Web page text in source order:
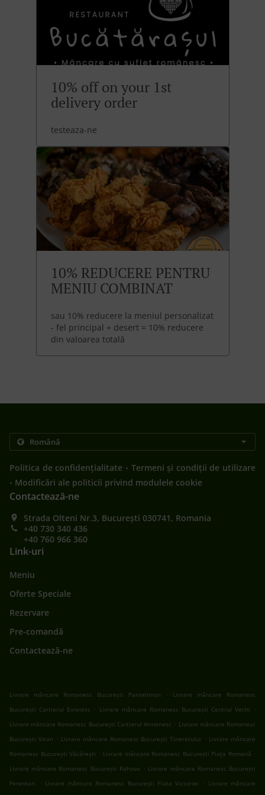
10% off on your 1st
delivery order
testeaza-ne
10% REDUCERE PENTRU
MENIU COMBINAT
sau 10% reducere la meniul personalizat
- fel principal + desert = 10% reducere
din valoarea totală
Politica de confidențialitate . Termeni și condiții de utilizare
. Modificări ale politicii privind modulele cookie
Contactează-ne
Strada Olteni Nr.3, București 030741, Romania
+40 730 340 436
+40 760 966 360
Link-uri
Meniu
Oferte Speciale
Rezervare
Pre-comandă
Contactează-ne
Livrare mâncare Romanesc București Pantelimon .
Livrare mâncare Romanesc
București Cartierul Evreiesc
. Livrare mâncare Romanesc București Centrul Vechi
.
Livrare mâncare Romanesc București Cartierul Armenesc . Livrare mâncare Romanesc
București Vitan . Livrare mâncare Romanesc București Tineretului . Livrare mâncare
Romanesc București Văcărești . Livrare mâncare Romanesc București Piața Romană .
Livrare mâncare Romanesc București Rahova . Livrare mâncare Romanesc București
Ferentari
. Livrare mâncare Romanesc București Piata Victoriei . Livrare mâncare